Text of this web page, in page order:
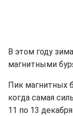
В этом году
магнитными
Пик магнитных
когда самая
11 по 13